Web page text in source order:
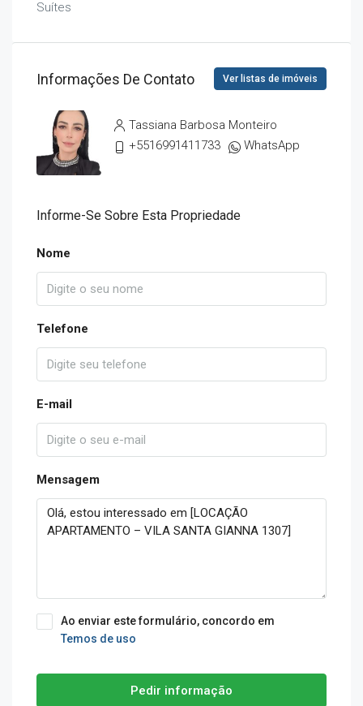
Suítes
Informações De Contato Ver listas de imóveis
Tassiana Barbosa Monteiro
+5516991411733
WhatsApp
Informe-Se Sobre Esta Propriedade
Nome
Telefone
E-mail
Mensagem
Ao enviar este formulário, concordo em
Temos de uso
Pedir informação